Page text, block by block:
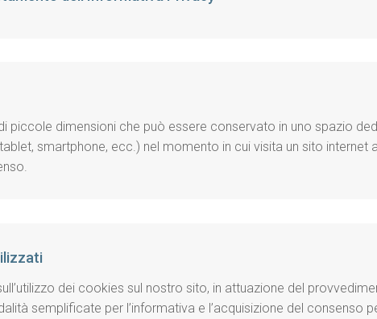
piccole dimensioni che può essere conservato in uno spazio
smartphone, ecc.) nel momento in cui visita un sito
dei cookies sul nostro sito, in attuazione del
semplificate per l’informativa e l’acquisizione del consenso